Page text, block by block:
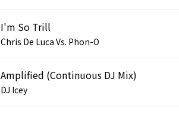
I'm So Trill
Chris De Luca Vs. Phon-O
Amplified (Continuous DJ Mix)
DJ Icey